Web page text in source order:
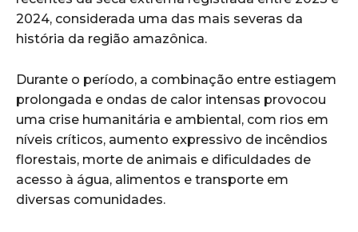
2024, considerada uma das mais severas da
história da região amazônica.
Durante o período, a combinação entre estiagem
prolongada e ondas de calor intensas provocou
uma crise humanitária e ambiental, com rios em
níveis críticos, aumento expressivo de incêndios
florestais, morte de animais e dificuldades de
acesso à água, alimentos e transporte em
diversas comunidades.